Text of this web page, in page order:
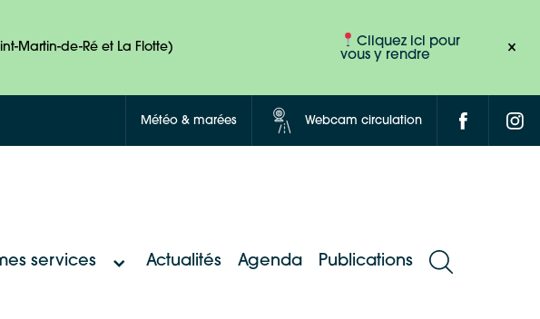
Martin-de-Ré et La Flotte)
Cliquez ici pour
vous y rendre
Météo & marées Webcam circulation
services Actualités Agenda Publications